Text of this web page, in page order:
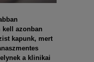
kell azonban
kapunk, mert
a klinikai